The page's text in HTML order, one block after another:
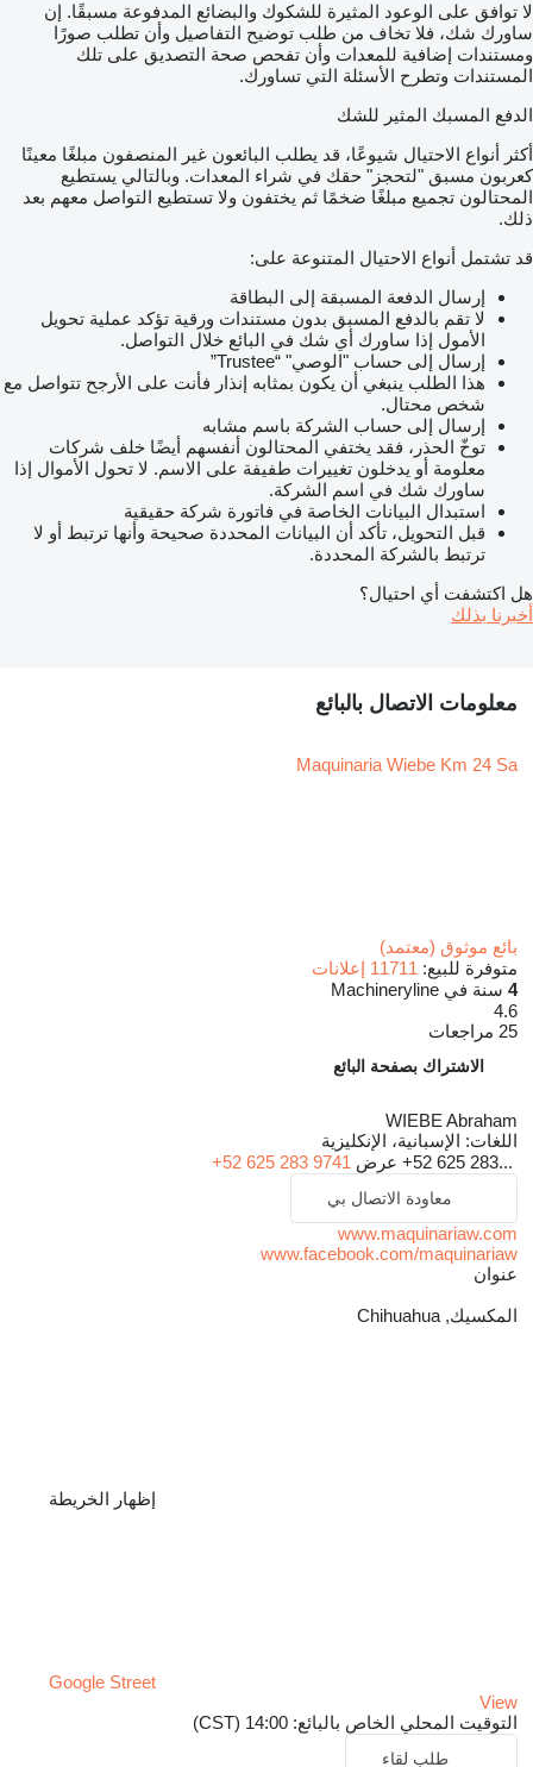
لا توافق على الوعود المثيرة للشكوك والبضائع المدفوعة مسبقًا. إن
ساورك شك، فلا تخاف من طلب توضيح التفاصيل وأن تطلب صورًا
ومستندات إضافية للمعدات وأن تفحص صحة التصديق على تلك
المستندات وتطرح الأسئلة التي تساورك.
الدفع المسبك المثير للشك
أكثر أنواع الاحتيال شيوعًا، قد يطلب البائعون غير المنصفون مبلغًا معينًا
كعربون مسبق "لتحجز" حقك في شراء المعدات. وبالتالي يستطيع
المحتالون تجميع مبلغًا ضخمًا ثم يختفون ولا تستطيع التواصل معهم بعد
ذلك.
قد تشتمل أنواع الاحتيال المتنوعة على:
إرسال الدفعة المسبقة إلى البطاقة
لا تقم بالدفع المسبق بدون مستندات ورقية تؤكد عملية تحويل
الأمول إذا ساورك أي شك في البائع خلال التواصل.
إرسال إلى حساب "الوصي" “Trustee”
هذا الطلب ينبغي أن يكون بمثابه إنذار فأنت على الأرجح تتواصل مع
شخص محتال.
إرسال إلى حساب الشركة باسم مشابه
توخّ الحذر، فقد يختفي المحتالون أنفسهم أيضًا خلف شركات
معلومة أو يدخلون تغييرات طفيفة على الاسم. لا تحول الأموال إذا
ساورك شك في اسم الشركة.
استبدال البيانات الخاصة في فاتورة شركة حقيقية
قبل التحويل، تأكد أن البيانات المحددة صحيحة وأنها ترتبط أو لا
ترتبط بالشركة المحددة.
هل اكتشفت أي احتيال؟
أخبرنا بذلك
معلومات الاتصال بالبائع
Maquinaria Wiebe Km 24 Sa
بائع موثوق (معتمد)
متوفرة للبيع: 11711 إعلانات
4 سنة في Machineryline
4.6
25 مراجعات
الاشتراك بصفحة البائع
WIEBE Abraham
اللغات: الإسبانية، الإنكليزية
+52 625 283... عرض +52 625 283 9741
معاودة الاتصال بي
www.maquinariaw.com
www.facebook.com/maquinariaw
عنوان
المكسيك, Chihuahua
إظهار الخريطة
Google Street
View
التوقيت المحلي الخاص بالبائع: 14:00 (CST)
طلب لقاء